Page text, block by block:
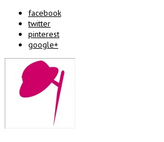
facebook
twitter
pinterest
google+